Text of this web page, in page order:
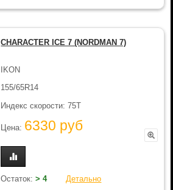
CHARACTER ICE 7 (NORDMAN 7)
IKON
155/65R14
Индекс скорости: 75T
Цена: 6330 руб
Остаток:> 4 Детально